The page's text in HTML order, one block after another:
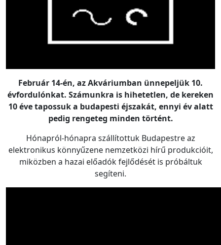
Február 14-én, az Akváriumban ünnepeljük 10.
évfordulónkat. Számunkra is hihetetlen, de kereken
10 éve tapossuk a budapesti éjszakát, ennyi év alatt
pedig rengeteg minden történt.
Hónapról-hónapra szállítottuk Budapestre az
elektronikus könnyűzene nemzetközi hírű produkcióit,
miközben a hazai előadók fejlődését is próbáltuk
segíteni.